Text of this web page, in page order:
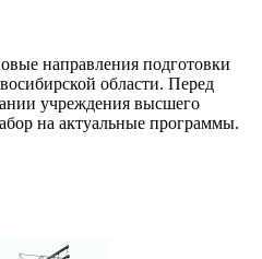
направления подготовки
области. Перед
учреждения высшего
на актуальные программы.